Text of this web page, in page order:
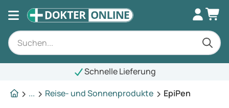
Schnelle Lieferung
...
Reise- und Sonnenprodukte EpiPen